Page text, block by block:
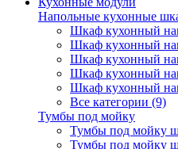
Напольные кухонные
Шкаф кухонный
Шкаф кухонный
Шкаф кухонный
Шкаф кухонный
Шкаф кухонный
Все категории (9)
Тумбы под мойку
Тумбы под мойку
Тумбы под мойку